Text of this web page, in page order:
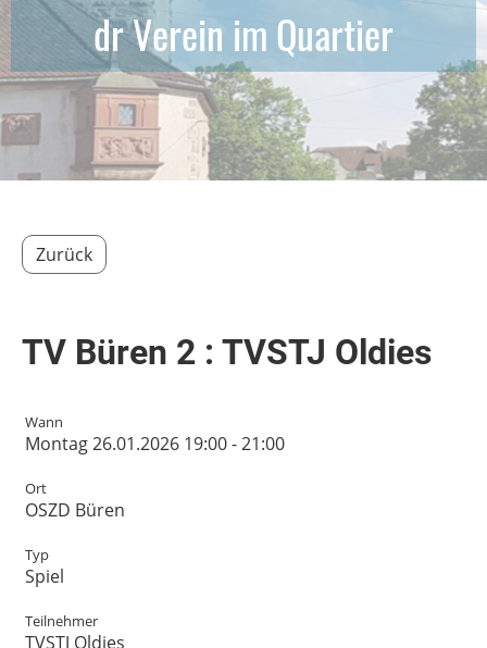
dr Verein im Quartier
Zurück
TV Büren 2 : TVSTJ Oldies
Wann
Montag 26.01.2026 19:00 - 21:00
Ort
OSZD Büren
Typ
Spiel
Teilnehmer
TVSTJ Oldies